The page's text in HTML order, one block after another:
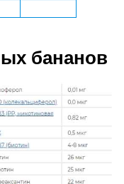
бананов